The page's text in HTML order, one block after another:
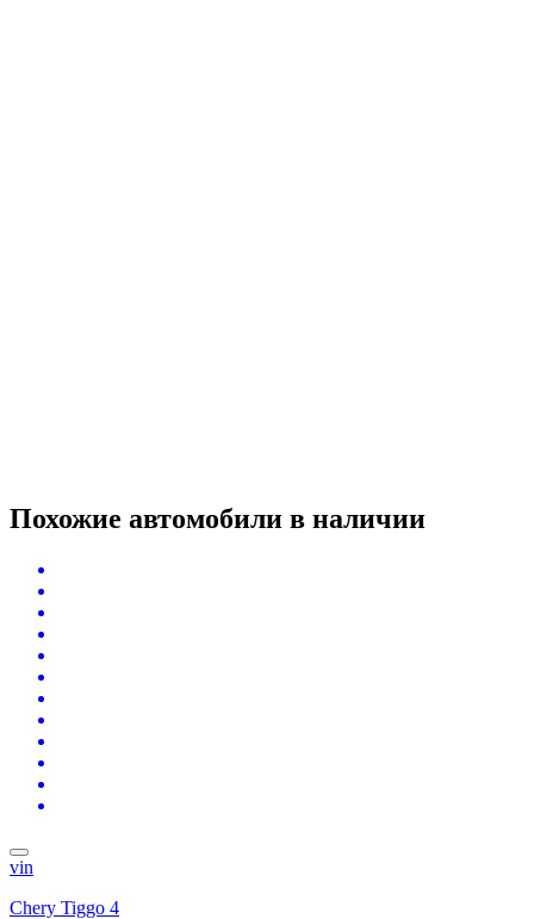
Похожие автомобили в наличии
vin
Chery Tiggo 4